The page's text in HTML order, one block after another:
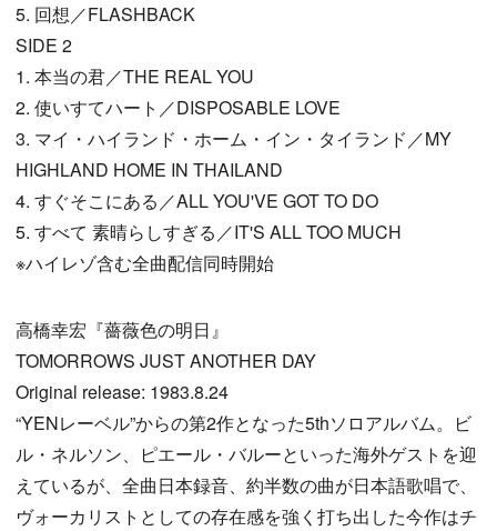
5. 回想／FLASHBACK
SIDE 2
1. 本当の君／THE REAL YOU
2. 使いすてハート／DISPOSABLE LOVE
3. マイ・ハイランド・ホーム・イン・タイランド／MY
HIGHLAND HOME IN THAILAND
4. すぐそこにある／ALL YOU'VE GOT TO DO
5. すべて 素晴らしすぎる／IT'S ALL TOO MUCH
※ハイレゾ含む全曲配信同時開始
高橋幸宏『薔薇色の明日』
TOMORROWS JUST ANOTHER DAY
Original release: 1983.8.24
“YENレーベル”からの第2作となった5thソロアルバム。ビ
ル・ネルソン、ピエール・バルーといった海外ゲストを迎
えているが、全曲日本録音、約半数の曲が日本語歌唱で、
ヴォーカリストとしての存在感を強く打ち出した今作はチ